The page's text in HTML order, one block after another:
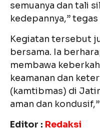
semuanya dan tali
kedepannya,” tegas
Kegiatan tersebut
bersama. Ia
membawa
keamanan dan
(kamtibmas) di
aman dan
Editor : Redaksi